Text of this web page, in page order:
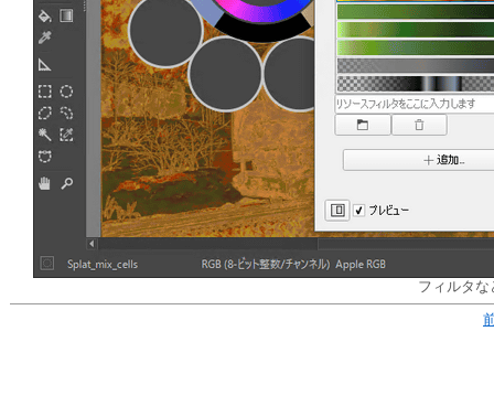
フィルタ